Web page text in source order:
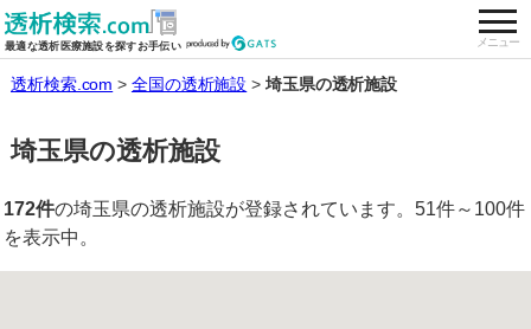
最適な透析医療施設を探すお手伝い メニュー
全国の透析施設を検索する
透析検索.com 全国の透析施設 埼玉県の透析施設
埼玉県の透析施設
172件の埼玉県の透析施設が登録されています。51件～100件
を表示中。